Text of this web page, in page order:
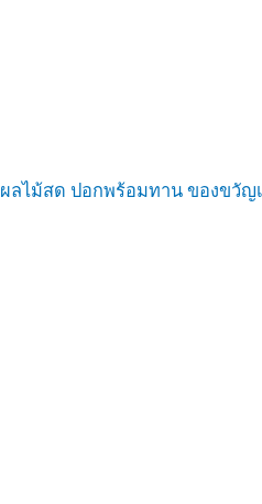
ผลไม้สด ปอกพร้อมทาน ของขวัญ